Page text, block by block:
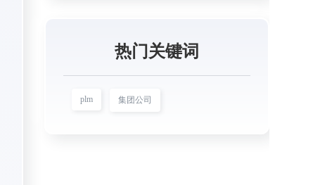
热门关键词
plm 集团公司